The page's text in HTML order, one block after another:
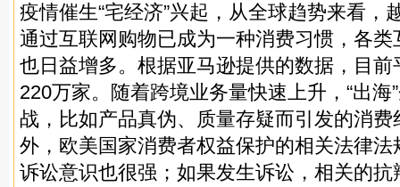
疫情催生“宅经济”兴起，从全球趋势来看，
通过互联网购物已成为一种消费习惯，各
也日益增多。根据亚马逊提供的数据，目
220万家。随着跨境业务量快速上升，“出海
战，比如产品真伪、质量存疑而引发的消
外，欧美国家消费者权益保护的相关法律
诉讼意识也很强；如果发生诉讼，相关的